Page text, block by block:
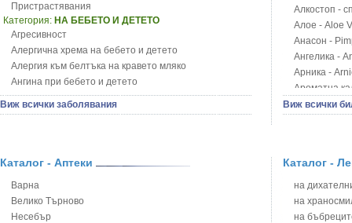
Пристрастявания
Категория: НА БЕБЕТО И ДЕТЕТО
Агресивност
Алергична хрема на бебето и детето
Алергия към белтъка на кравето мляко
Ангина при бебето и детето
Анемия при бебето и детето
Апетит - пълни деца
Бронхиална астма при бебето и детето
Варицела
Висока температура на бебето и детето
Виж всички заболявания
Алкостоп -
Алое - Aloe
Анасон -
Ангелика -
Арника -
Ароматна
Арония -
Блатен
Блян
Бобови
Божур -
Виж всички
Каталог - Аптеки
Варна
Велико Търново
Несебър
Каталог -
на
на
на